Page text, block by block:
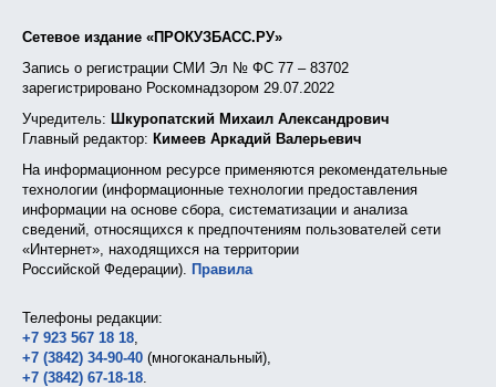
Сетевое издание «ПРОКУЗБАСС.РУ»
Запись о регистрации СМИ Эл № ФС 77 – 83702
зарегистрировано Роскомнадзором 29.07.2022
Учредитель: Шкуропатский Михаил Александрович
Главный редактор: Кимеев Аркадий Валерьевич
На информационном ресурсе применяются рекомендательные
технологии (информационные технологии предоставления
информации на основе сбора, систематизации и анализа
сведений, относящихся к предпочтениям пользователей сети
«Интернет», находящихся на территории
Российской Федерации). Правила
Телефоны редакции:
+7 923 567 18 18
+7 (3842) 34-90-40 (многоканальный),
+7 (3842) 67-18-18